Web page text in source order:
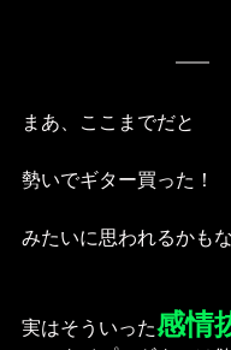
まあ、ここまでだと
勢いでギター買った！
みたいに思われるかも
実はそういった感情